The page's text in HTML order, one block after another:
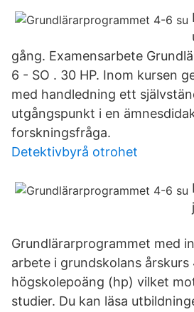
gång. Examensarbete
6 - SO . 30 HP. Inom kursen
med handledning ett
utgångspunkt i en
forskningsfråga.
Detektivbyrå otrohet
Grundlärarprogrammet med
arbete i grundskolans
högskolepoäng (hp) vilket
studier. Du kan läsa